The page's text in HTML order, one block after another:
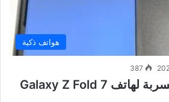
هواتف ذكية
387
أول صور حقيقية مسربة لهاتف Galaxy Z Fold 7